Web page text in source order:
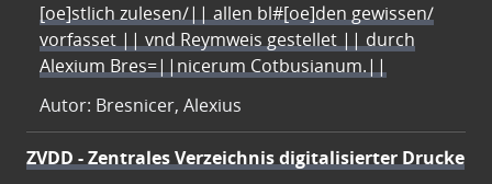
[oe]stlich zulesen/|| allen bl#[oe]den gewissen/
vorfasset || vnd Reymweis gestellet || durch
Alexium Bres=||nicerum Cotbusianum.||
Autor: Bresnicer, Alexius
ZVDD - Zentrales Verzeichnis digitalisierter Drucke